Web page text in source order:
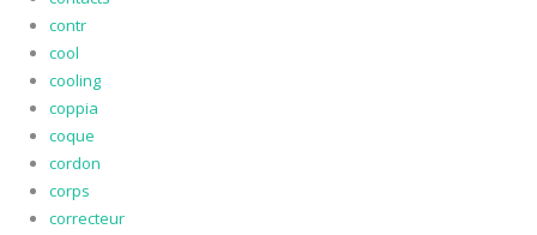
contr
cool
cooling
coppia
coque
cordon
corps
correcteur